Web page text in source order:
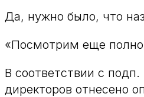
Да, нужно было, что
«Посмотрим еще
В соответствии с
директоров отнесено